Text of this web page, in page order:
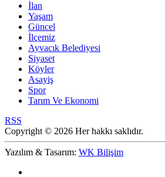
İlan
Yaşam
Güncel
İlçemiz
Ayvacık Belediyesi
Siyaset
Köyler
Asayiş
Spor
Tarım Ve Ekonomi
RSS
Copyright © 2026 Her hakkı saklıdır.
Yazılım & Tasarım: WK Bilişim